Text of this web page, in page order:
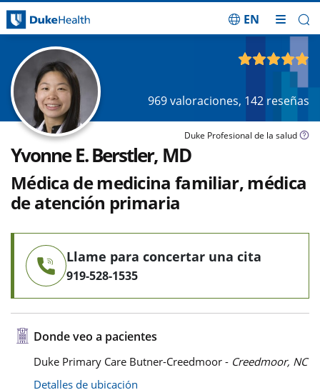
EN
969valoraciones, 142 reseñas
Duke Profesional de la salud
Yvonne E. Berstler, MD
Médica de medicina familiar, médica
de atención primaria
Llame para concertar una cita
919-528-1535
Donde veo a pacientes
Duke Primary Care Butner-Creedmoor - Creedmoor, NC
Detalles de ubicación